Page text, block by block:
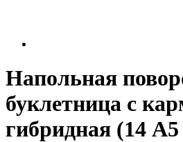
Напольная
буклетница с
гибридная (14